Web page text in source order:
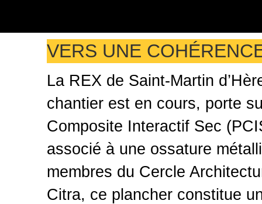
VERS UNE
La REX de Saint-Martin
chantier est en cours, porte
Composite Interactif Sec
associé à une ossature
membres du Cercle
Citra, ce plancher constitue